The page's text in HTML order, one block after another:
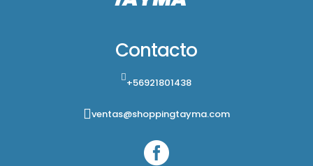
Contacto
+56921801438
ventas@shoppingtayma.com
